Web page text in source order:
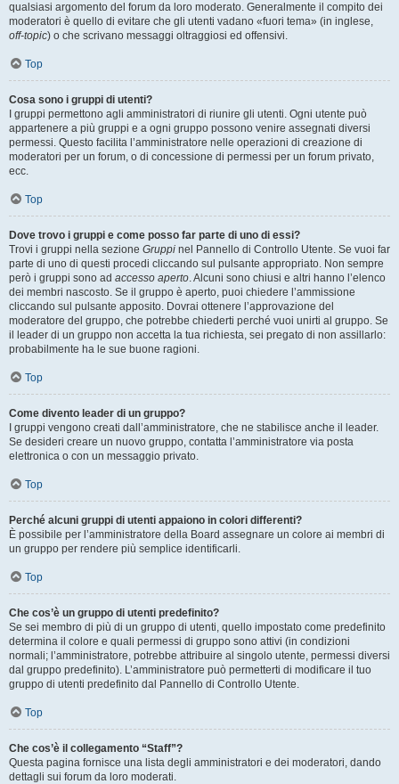
qualsiasi argomento del forum da loro moderato. Generalmente il compito dei
moderatori è quello di evitare che gli utenti vadano «fuori tema» (in inglese,
off-topic) o che scrivano messaggi oltraggiosi ed offensivi.
Top
Cosa sono i gruppi di utenti?
I gruppi permettono agli amministratori di riunire gli utenti. Ogni utente può
appartenere a più gruppi e a ogni gruppo possono venire assegnati diversi
permessi. Questo facilita l’amministratore nelle operazioni di creazione di
moderatori per un forum, o di concessione di permessi per un forum privato,
ecc.
Top
Dove trovo i gruppi e come posso far parte di uno di essi?
Trovi i gruppi nella sezione Gruppi nel Pannello di Controllo Utente. Se vuoi far
parte di uno di questi procedi cliccando sul pulsante appropriato. Non sempre
però i gruppi sono ad accesso aperto. Alcuni sono chiusi e altri hanno l’elenco
dei membri nascosto. Se il gruppo è aperto, puoi chiedere l’ammissione
cliccando sul pulsante apposito. Dovrai ottenere l’approvazione del
moderatore del gruppo, che potrebbe chiederti perché vuoi unirti al gruppo. Se
il leader di un gruppo non accetta la tua richiesta, sei pregato di non assillarlo:
probabilmente ha le sue buone ragioni.
Top
Come divento leader di un gruppo?
I gruppi vengono creati dall’amministratore, che ne stabilisce anche il leader.
Se desideri creare un nuovo gruppo, contatta l’amministratore via posta
elettronica o con un messaggio privato.
Top
Perché alcuni gruppi di utenti appaiono in colori differenti?
È possibile per l’amministratore della Board assegnare un colore ai membri di
un gruppo per rendere più semplice identificarli.
Top
Che cos’è un gruppo di utenti predefinito?
Se sei membro di più di un gruppo di utenti, quello impostato come predefinito
determina il colore e quali permessi di gruppo sono attivi (in condizioni
normali; l’amministratore, potrebbe attribuire al singolo utente, permessi diversi
dal gruppo predefinito). L’amministratore può permetterti di modificare il tuo
gruppo di utenti predefinito dal Pannello di Controllo Utente.
Top
Che cos’è il collegamento “Staff”?
Questa pagina fornisce una lista degli amministratori e dei moderatori, dando
dettagli sui forum da loro moderati.